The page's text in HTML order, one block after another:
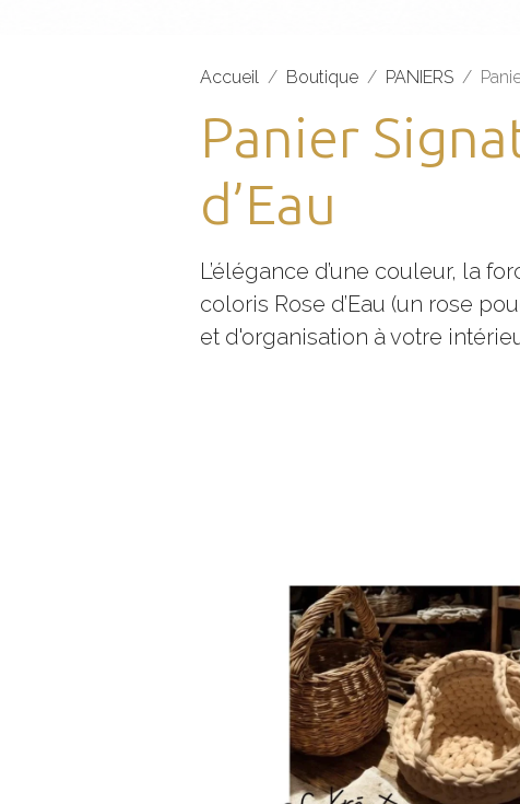
Accueil Boutique PANIERS
Panier
d’Eau
L’élégance d’une couleur, la
coloris Rose d’Eau (un rose
et d'organisation à votre